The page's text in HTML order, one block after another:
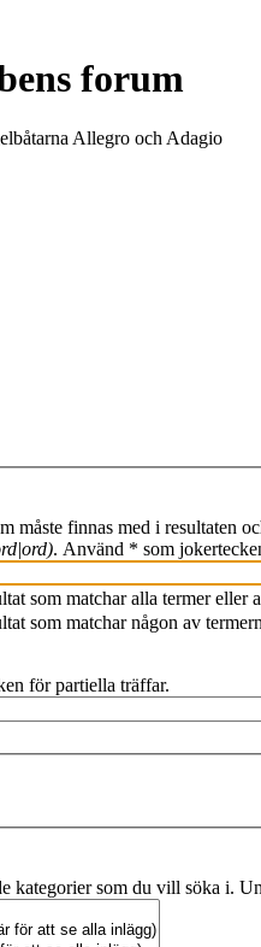
forum
Allegro och Adagio
måste finnas med i resultaten
. Använd * som
som matchar alla termer eller
som matchar någon av
för partiella träffar.
kategorier som du vill söka i.